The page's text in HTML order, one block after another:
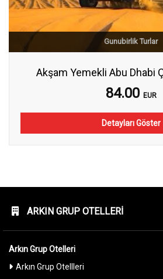
Gunubirlik Turlar
Akşam Yemekli Abu Dhabi
84.00 EUR
Detayları Göster
ARKIN GRUP OTELLERI
Arkın Grup Otelleri
Arkın Grup Otellleri